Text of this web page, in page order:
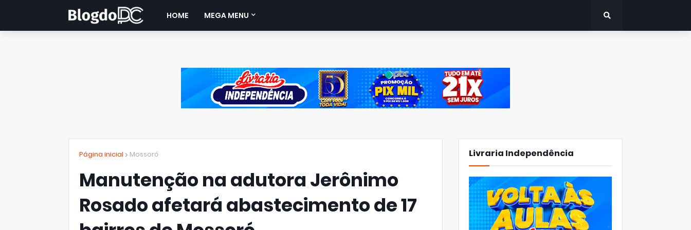
HOME MEGA MENU
Página inicial Mossoró
Manutenção na adutora Jerônimo
Rosado afetará abastecimento de 17
Livraria Independência